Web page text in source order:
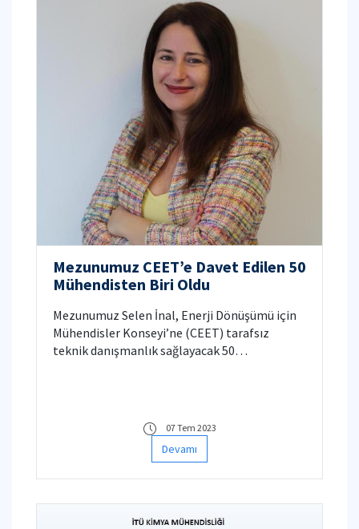
Mezunumuz CEET’e Davet Edilen 50
Mühendisten Biri Oldu
Mezunumuz Selen İnal, Enerji Dönüşümü için
Mühendisler Konseyi’ne (CEET) tarafsız
teknik danışmanlık sağlayacak 50
07 Tem 2023
Devamı